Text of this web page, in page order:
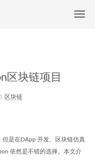
区块链项目
区块链
是在DApp 开发、区块链仿真
依然是不错的选择。本文介